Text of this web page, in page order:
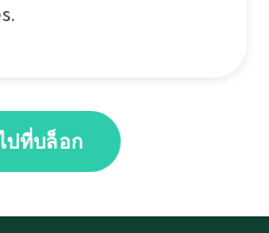
ปที่บล็อก